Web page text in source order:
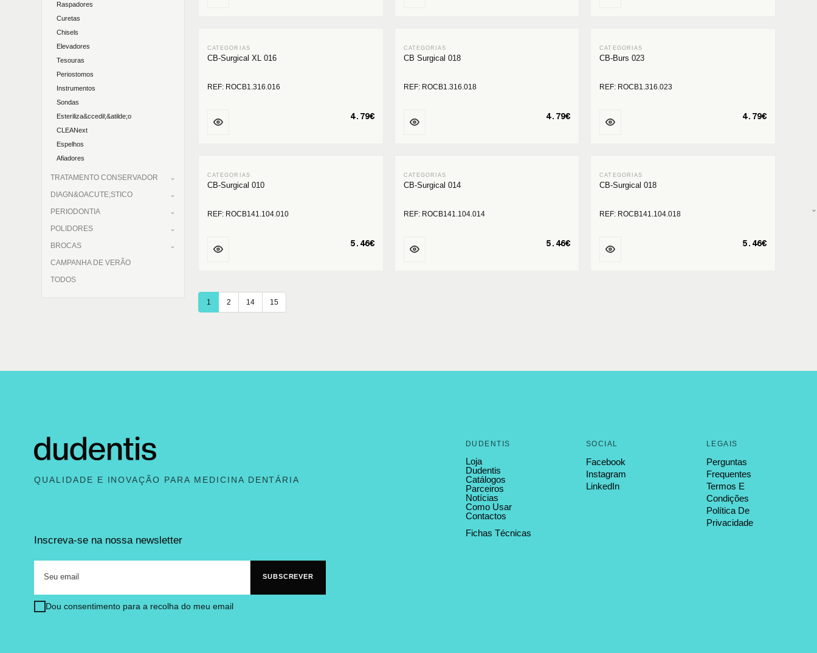
Raspadores
Curetas
Chisels
Elevadores
Tesouras
Periostomos
Instrumentos
Sondas
Esteriliza&ccedil;&atilde;o
CLEANext
Espelhos
Afiadores
TRATAMENTO CONSERVADOR
DIAGN&OACUTE;STICO
PERIODONTIA
POLIDORES
BROCAS
CAMPANHA DE VERÃO
TODOS
CB-Surgical XL 016
REF: ROCB1.316.016
4.79€
CB Surgical 018
REF: ROCB1.316.018
4.79€
CB-Burs 023
REF: ROCB1.316.023
4.79€
CB-Surgical 010
REF: ROCB141.104.010
5.46€
CB-Surgical 014
REF: ROCB141.104.014
5.46€
CB-Surgical 018
REF: ROCB141.104.018
5.46€
1 2 14 15
QUALIDADE E INOVAÇÃO PARA MEDICINA DENTÁRIA
Inscreva-se na nossa newsletter
Dou consentimento para a recolha do meu email
DUDENTIS
Loja
Dudentis
Catálogos
Parceiros
Notícias
Como Usar
Contactos
Fichas Técnicas
SOCIAL
Facebook
Instagram
LinkedIn
LEGAIS
Perguntas
Frequentes
Termos E
Condições
Política De
Privacidade